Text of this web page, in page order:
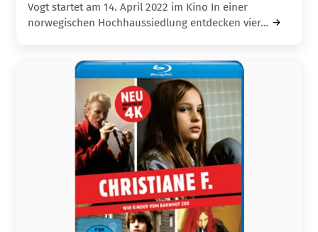
Vogt startet am 14. April 2022 im Kino In einer
norwegischen Hochhaussiedlung entdecken vier…